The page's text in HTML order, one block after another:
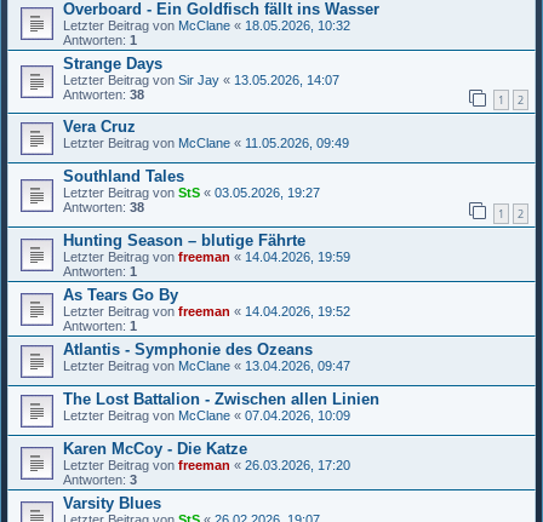
Overboard - Ein Goldfisch fällt ins Wasser
Letzter Beitrag von McClane « 18.05.2026, 10:32
Antworten: 1
Strange Days
Letzter Beitrag von Sir Jay « 13.05.2026, 14:07
Antworten: 38 1 2
Vera Cruz
Letzter Beitrag von McClane « 11.05.2026, 09:49
Southland Tales
Letzter Beitrag von StS « 03.05.2026, 19:27
Antworten: 38 1 2
Hunting Season – blutige Fährte
Letzter Beitrag von freeman « 14.04.2026, 19:59
Antworten: 1
As Tears Go By
Letzter Beitrag von freeman « 14.04.2026, 19:52
Antworten: 1
Atlantis - Symphonie des Ozeans
Letzter Beitrag von McClane « 13.04.2026, 09:47
The Lost Battalion - Zwischen allen Linien
Letzter Beitrag von McClane « 07.04.2026, 10:09
Karen McCoy - Die Katze
Letzter Beitrag von freeman « 26.03.2026, 17:20
Antworten: 3
Varsity Blues